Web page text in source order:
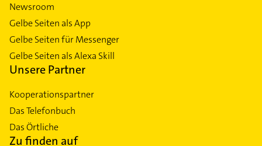
Newsroom
Gelbe Seiten als App
Gelbe Seiten für Messenger
Gelbe Seiten als Alexa Skill
Unsere Partner
Kooperationspartner
Das Telefonbuch
Das Örtliche
Zu finden auf